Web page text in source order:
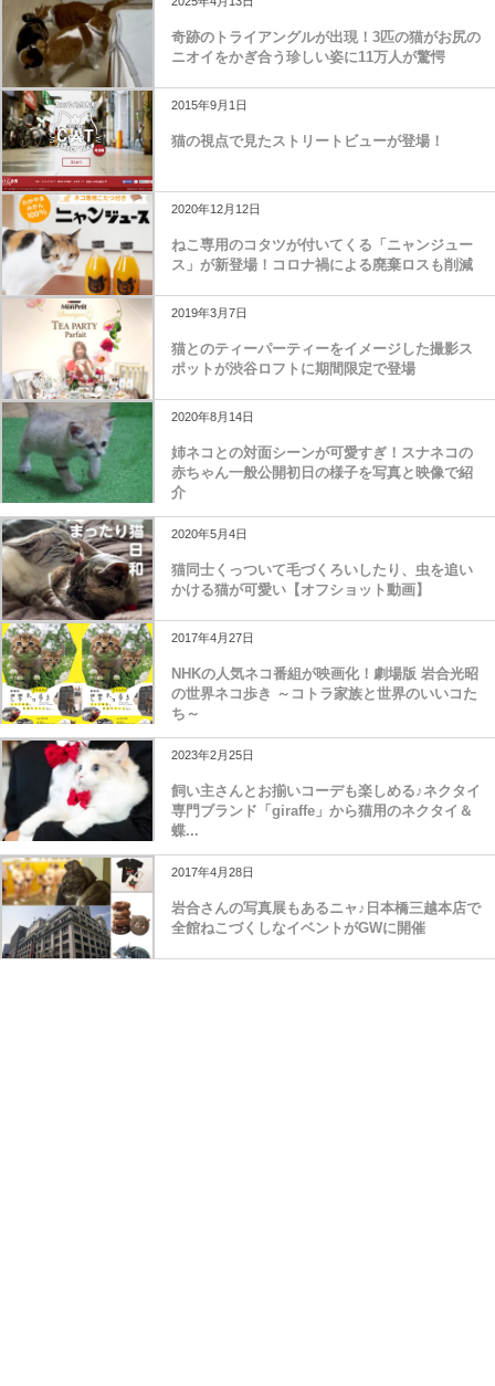
奇跡のトライアングルが出現！3匹の猫がお尻の
ニオイをかぎ合う珍しい姿に11万人が驚愕
2015年9月1日
猫の視点で見たストリートビューが登場！
2020年12月12日
ねこ専用のコタツが付いてくる「ニャンジュー
ス」が新登場！コロナ禍による廃棄ロスも削減
2019年3月7日
猫とのティーパーティーをイメージした撮影ス
ポットが渋谷ロフトに期間限定で登場
2020年8月14日
姉ネコとの対面シーンが可愛すぎ！スナネコの
赤ちゃん一般公開初日の様子を写真と映像で紹
介
2020年5月4日
猫同士くっついて毛づくろいしたり、虫を追い
かける猫が可愛い【オフショット動画】
2017年4月27日
NHKの人気ネコ番組が映画化！劇場版 岩合光昭
の世界ネコ歩き ～コトラ家族と世界のいいコた
ち～
2023年2月25日
飼い主さんとお揃いコーデも楽しめる♪ネクタイ
専門ブランド「giraffe」から猫用のネクタイ＆
蝶...
2017年4月28日
岩合さんの写真展もあるニャ♪日本橋三越本店で
全館ねこづくしなイベントがGWに開催